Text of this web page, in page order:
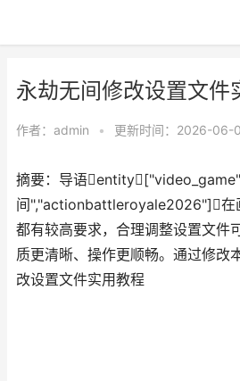
永劫无间修改设置文件
作者： admin • 更新时间：2026-06-
摘要：导语
间","actionbattleroyale2026"]在
都有较高要求，合理调整设置文件
质更清晰、操作更顺畅。通过修改
改设置文件实用教程